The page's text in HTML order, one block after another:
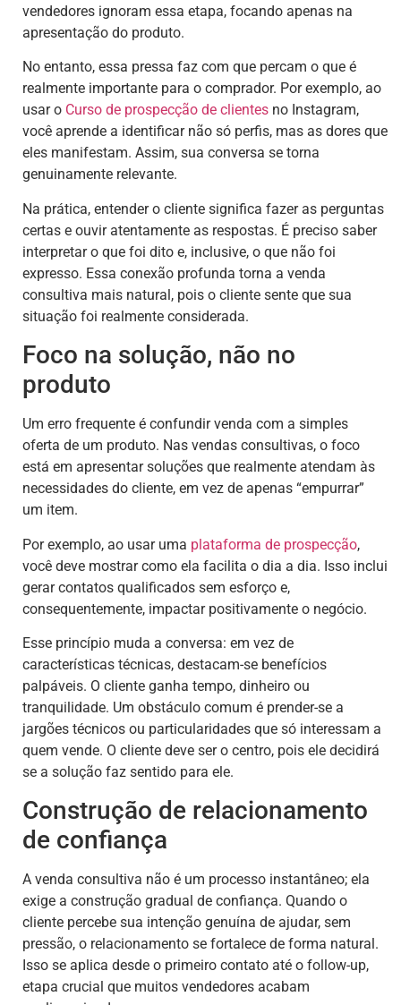
vendedores ignoram essa etapa, focando apenas na
apresentação do produto.
No entanto, essa pressa faz com que percam o que é
realmente importante para o comprador. Por exemplo, ao
usar o Curso de prospecção de clientes no Instagram,
você aprende a identificar não só perfis, mas as dores que
eles manifestam. Assim, sua conversa se torna
genuinamente relevante.
Na prática, entender o cliente significa fazer as perguntas
certas e ouvir atentamente as respostas. É preciso saber
interpretar o que foi dito e, inclusive, o que não foi
expresso. Essa conexão profunda torna a venda
consultiva mais natural, pois o cliente sente que sua
situação foi realmente considerada.
Foco na solução, não no
produto
Um erro frequente é confundir venda com a simples
oferta de um produto. Nas vendas consultivas, o foco
está em apresentar soluções que realmente atendam às
necessidades do cliente, em vez de apenas “empurrar”
um item.
Por exemplo, ao usar uma plataforma de prospecção,
você deve mostrar como ela facilita o dia a dia. Isso inclui
gerar contatos qualificados sem esforço e,
consequentemente, impactar positivamente o negócio.
Esse princípio muda a conversa: em vez de
características técnicas, destacam-se benefícios
palpáveis. O cliente ganha tempo, dinheiro ou
tranquilidade. Um obstáculo comum é prender-se a
jargões técnicos ou particularidades que só interessam a
quem vende. O cliente deve ser o centro, pois ele decidirá
se a solução faz sentido para ele.
Construção de relacionamento
de confiança
A venda consultiva não é um processo instantâneo; ela
exige a construção gradual de confiança. Quando o
cliente percebe sua intenção genuína de ajudar, sem
pressão, o relacionamento se fortalece de forma natural.
Isso se aplica desde o primeiro contato até o follow-up,
etapa crucial que muitos vendedores acabam